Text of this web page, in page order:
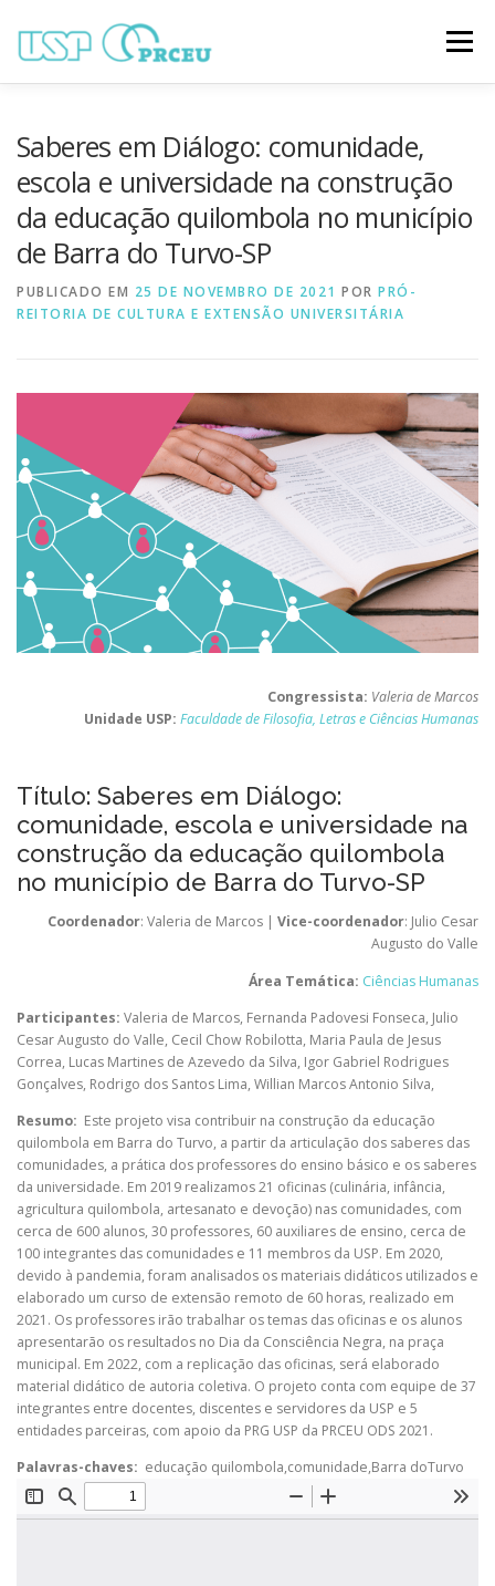
para
Menu
TRABALHOS ONLINE PROGRAMAÇÃO
NOTÍCIAS CONTATO
Saberes em Diálogo: comunidade,
escola e universidade na construção
da educação quilombola no município
de Barra do Turvo-SP
PUBLICADO EM 25 DE NOVEMBRO DE 2021 POR PRÓ-
REITORIA DE CULTURA E EXTENSÃO UNIVERSITÁRIA
Congressista: Valeria de Marcos
Unidade USP: Faculdade de Filosofia, Letras e Ciências Humanas
Título: Saberes em Diálogo:
comunidade, escola e universidade na
construção da educação quilombola
no município de Barra do Turvo-SP
Coordenador: Valeria de Marcos | Vice-coordenador: Julio Cesar
Augusto do Valle
Área Temática: Ciências Humanas
Participantes: Valeria de Marcos, Fernanda Padovesi Fonseca, Julio
Cesar Augusto do Valle, Cecil Chow Robilotta, Maria Paula de Jesus
Correa, Lucas Martines de Azevedo da Silva, Igor Gabriel Rodrigues
Gonçalves, Rodrigo dos Santos Lima, Willian Marcos Antonio Silva,
Resumo: Este projeto visa contribuir na construção da educação
quilombola em Barra do Turvo, a partir da articulação dos saberes das
comunidades, a prática dos professores do ensino básico e os saberes
da universidade. Em 2019 realizamos 21 oficinas (culinária, infância,
agricultura quilombola, artesanato e devoção) nas comunidades, com
cerca de 600 alunos, 30 professores, 60 auxiliares de ensino, cerca de
100 integrantes das comunidades e 11 membros da USP. Em 2020,
devido à pandemia, foram analisados os materiais didáticos utilizados e
elaborado um curso de extensão remoto de 60 horas, realizado em
2021. Os professores irão trabalhar os temas das oficinas e os alunos
apresentarão os resultados no Dia da Consciência Negra, na praça
municipal. Em 2022, com a replicação das oficinas, será elaborado
material didático de autoria coletiva. O projeto conta com equipe de 37
integrantes entre docentes, discentes e servidores da USP e 5
entidades parceiras, com apoio da PRG USP da PRCEU ODS 2021.
Palavras-chaves: educação quilombola,comunidade,Barra doTurvo